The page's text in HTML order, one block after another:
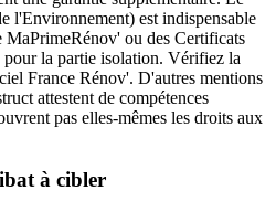
l'Environnement) est indispensable
MaPrimeRénov' ou des Certificats
la partie isolation. Vérifiez la
France Rénov'. D'autres mentions
attestent de compétences
pas elles-mêmes les droits aux
à cibler